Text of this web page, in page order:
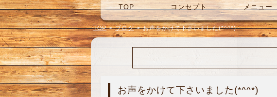
TOP コンセプト メニュー
TOP > ブログ > お声をかけて下さいました(*^^*)
お声をかけて下さいました(*^^*)